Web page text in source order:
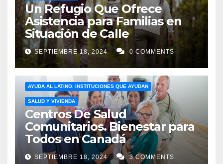
Un Refugio Que Ofrece
Asistencia para Familias en
Situación de Calle
SEPTIEMBRE 18, 2024 0 COMMENTS
AYUDA AL LATINO. INSTITUCIONES QUE AYUDAN
SALUD Y VIVIENDA
Centros De Salud
Comunitarios. Bienestar para
Todos en Canadá
SEPTIEMBRE 18, 2024 3 COMMENTS